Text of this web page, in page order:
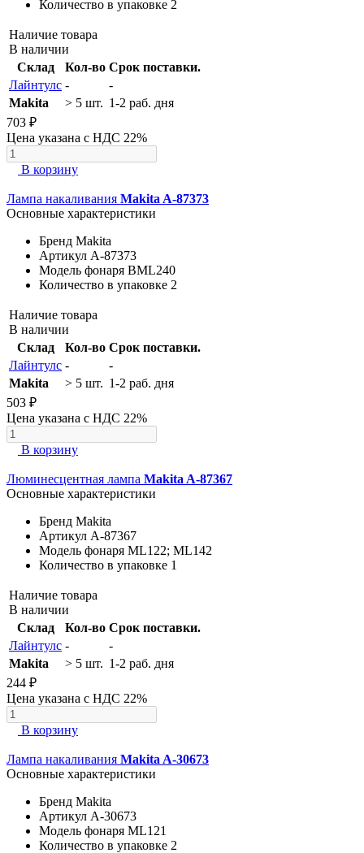
Количество в упаковке 2
Наличие товара
В наличии
Склад
Кол-во Срок поставки.
Лайнтулс -
-
Makita
> 5 шт. 1-2 раб. дня
703 ₽
Цена указана с НДС 22%
В корзину
Лампа накаливания Makita A-87373
Основные характеристики
Бренд Makita
Артикул A-87373
Модель фонаря BML240
Количество в упаковке 2
Наличие товара
В наличии
Склад
Кол-во Срок поставки.
Лайнтулс -
-
Makita
> 5 шт. 1-2 раб. дня
503 ₽
Цена указана с НДС 22%
В корзину
Люминесцентная лампа Makita A-87367
Основные характеристики
Бренд Makita
Артикул A-87367
Модель фонаря ML122; ML142
Количество в упаковке 1
Наличие товара
В наличии
Склад
Кол-во Срок поставки.
Лайнтулс -
-
Makita
> 5 шт. 1-2 раб. дня
244 ₽
Цена указана с НДС 22%
В корзину
Лампа накаливания Makita A-30673
Основные характеристики
Бренд Makita
Артикул A-30673
Модель фонаря ML121
Количество в упаковке 2